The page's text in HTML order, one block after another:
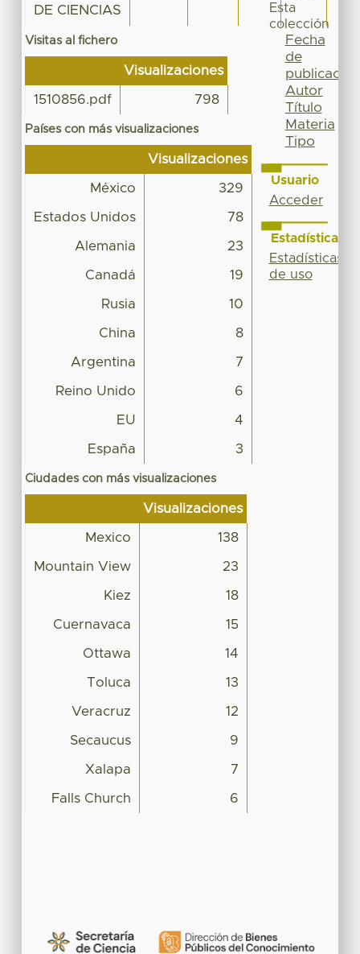
DE CIENCIAS
Visitas al fichero
Visualizaciones
1510856.pdf 798
Países con más visualizaciones
Visualizaciones
México 329
Estados Unidos 78
Alemania 23
Canadá 19
Rusia 10
China 8
Argentina 7
Reino Unido 6
EU 4
España 3
Ciudades con más visualizaciones
Visualizaciones
Mexico 138
Mountain View 23
Kiez 18
Cuernavaca 15
Ottawa 14
Toluca 13
Veracruz 12
Secaucus 9
Xalapa 7
Falls Church 6
Esta
colección
Fecha
de
publicación
Autor
Título
Materia
Tipo
Usuario
Acceder
Estadísticas
Estadísticas
de uso